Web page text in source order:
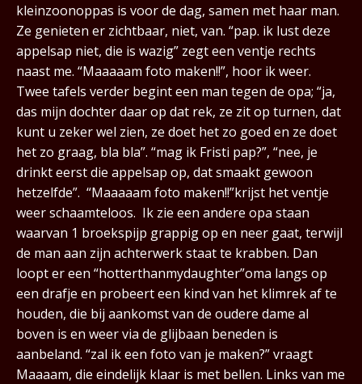
kleinzoonoppas is voor de dag, samen met haar man.
Ze genieten er zichtbaar, niet, van. “pap. ik lust deze
appelsap niet, die is wazig” zegt een ventje rechts
naast me. “Maaaaam foto maken!!”, hoor ik weer.
Twee tafels verder begint een man tegen de opa; “ja,
das mijn dochter daar op dat rek, ze zit op turnen, dat
kunt u zeker wel zien, ze doet het zo goed en ze doet
het zo graag, bla bla”. “mag ik Fristi pap?”, “nee, je
drinkt eerst die appelsap op, dat smaakt gewoon
hetzelfde”. “Maaaaam foto maken!!”krijst het ventje
weer schaamteloos. Ik zie een andere opa staan
waarvan 1 broekspijp grappig op en neer gaat, terwijl
de man aan zijn achterwerk staat te krabben. Dan
loopt er een “hotterthanmydaughter”oma langs op
een drafje en probeert een kind van het klimrek af te
houden, die bij aankomst van de oudere dame al
boven is en weer via de glijbaan beneden is
aanbeland. “zal ik een foto van je maken?” vraagt
Maaaam, die eindelijk klaar is met bellen. Links van me